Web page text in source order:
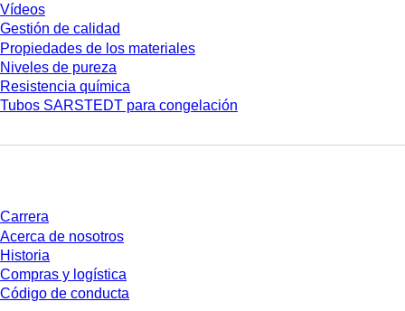
Vídeos
Gestión de calidad
Propiedades de los materiales
Niveles de pureza
Resistencia química
Tubos SARSTEDT para congelación
Carrera
Acerca de nosotros
Historia
Compras y logística
Código de conducta